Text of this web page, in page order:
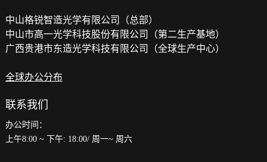
中山格锐智造光学有限公司（总部）
中山市高一光学科技股份有限公司（第二生产基地）
广西贵港市东造光学科技有限公司（全球生产中心）
全球办公分布
联系我们
办公时间：
上午8:00 ~ 下午: 18:00/ 周一~ 周六